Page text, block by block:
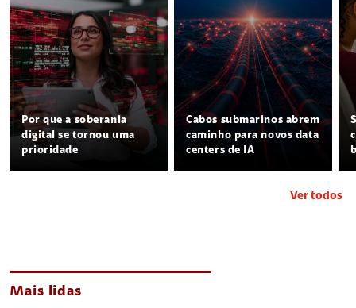
Por que a soberania
digital se tornou uma
prioridade
Cabos submarinos abrem
caminho para novos data
centers de IA
Ver todos
Mais lidas